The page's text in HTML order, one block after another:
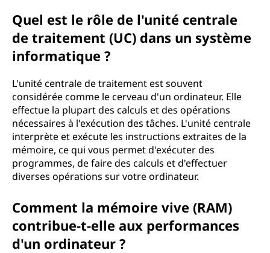
Quel est le rôle de l'unité centrale
de traitement (UC) dans un système
informatique ?
L'unité centrale de traitement est souvent
considérée comme le cerveau d'un ordinateur. Elle
effectue la plupart des calculs et des opérations
nécessaires à l'exécution des tâches. L'unité centrale
interprète et exécute les instructions extraites de la
mémoire, ce qui vous permet d'exécuter des
programmes, de faire des calculs et d'effectuer
diverses opérations sur votre ordinateur.
Comment la mémoire vive (RAM)
contribue-t-elle aux performances
d'un ordinateur ?